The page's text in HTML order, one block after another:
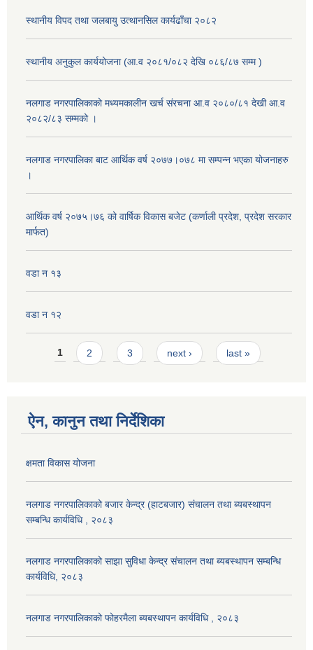
स्थानीय विपद तथा जलबायु उत्थानसिल कार्यढाँचा २०८२
स्थानीय अनुकुल कार्ययोजना (आ.व २०८१/०८२ देखि ०८६/८७ सम्म )
नलगाड नगरपालिकाको मध्यमकालीन खर्च संरचना आ.व २०८०/८१ देखी आ.व
२०८२/८३ सम्मको ।
नलगाड नगरपालिका बाट आर्थिक वर्ष २०७७।०७८ मा सम्पन्न भएका योजनाहरु
।
आर्थिक वर्ष २०७५।७६ को वार्षिक विकास बजेट (कर्णाली प्रदेश, प्रदेश सरकार
मार्फत)
वडा न १३
वडा न १२
Pages
1 2 3 next › last »
ऐन, कानुन तथा निर्देशिका
क्षमता विकास योजना
नलगाड नगरपालिकाको बजार केन्द्र (हाटबजार) संचालन तथा ब्यबस्थापन
सम्बन्धि कार्यविधि , २०८३
नलगाड नगरपालिकाको साझा सुविधा केन्द्र संचालन तथा ब्यबस्थापन सम्बन्धि
कार्यविधि, २०८३
नलगाड नगरपालिकाको फोहरमैला ब्यबस्थापन कार्यविधि , २०८३